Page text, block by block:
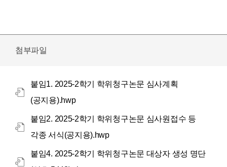
첨부파일
붙임1. 2025-2학기 학위청구논문 심사계획
(공지용).hwp
붙임2. 2025-2학기 학위청구논문 심사원접수 등
각종 서식(공지용).hwp
붙임4. 2025-2학기 학위청구논문 대상자 생성 명단